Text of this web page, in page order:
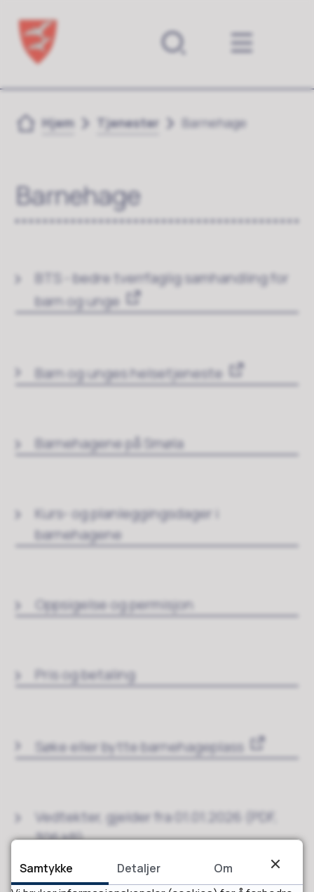
Forsiden
Du er her:
Hjem Tjenester Barnehage
Barnehage
BTS - bedre tverrfaglig samhandling for
barn og unge
Barn og unges helsetjeneste
Barnehagene på Smøla
Kurs- og planleggingsdager i
barnehagene
Oppsigelse og permisjon
Pris og betaling
Søke eller bytte barnehageplass
Vedtekter, gjelder fra 01.01.2026
(PDF,
306 kB)
Samtykke Detaljer
Om